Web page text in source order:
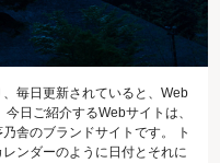
毎日更新されていると、Web
日ご紹介するWebサイトは、
舎のブランドサイトです。 ト
ンダーのように日付とそれに